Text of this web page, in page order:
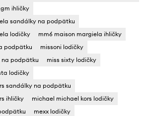
ihličky
sandálky na podpätku
lodičky
mm6 maison margiela ihličky
podpätku
missoni lodičky
na podpätku
miss sixty lodičky
lodičky
sandálky na podpätku
ihličky
michael michael kors lodičky
mexx lodičky